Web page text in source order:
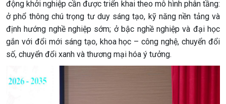
động khởi nghiệp cần được triển khai theo mô hình phân tầng:
ở phổ thông chú trọng tư duy sáng tạo, kỹ năng nền tảng và
định hướng nghề nghiệp sớm; ở bậc nghề nghiệp và đại học
gắn với đổi mới sáng tạo, khoa học – công nghệ, chuyển đổi
số, chuyển đổi xanh và thương mại hóa ý tưởng.